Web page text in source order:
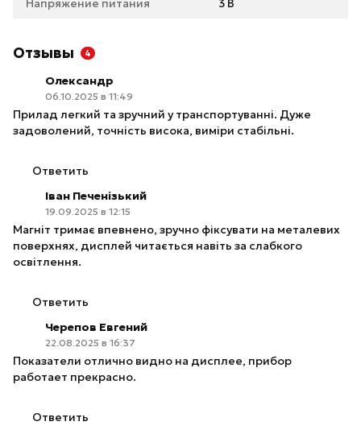
Напряжение питания 3 В
Отзывы 4
Олександр
06.10.2025 в 11:49
Прилад легкий та зручний у транспортуванні. Дуже
задоволений, точність висока, виміри стабільні.
Ответить
Іван Печенізький
19.09.2025 в 12:15
Магніт тримає впевнено, зручно фіксувати на металевих
поверхнях, дисплей читається навіть за слабкого
освітлення.
Ответить
Черепов Евгений
22.08.2025 в 16:37
Показатели отлично видно на дисплее, прибор
работает прекрасно.
Ответить